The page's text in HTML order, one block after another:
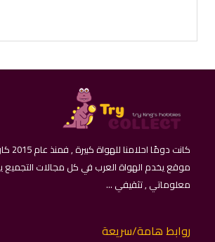
كانت
موقع يخدم الهواة العرب في كل مجالات التجميع
معلوماتي , تثقيفي ...
روابط هامة/سريعة